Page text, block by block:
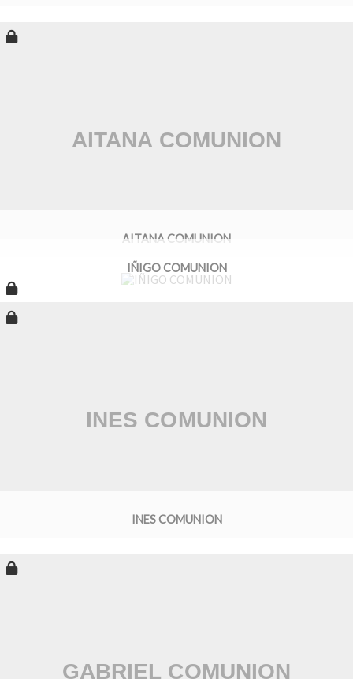
AITANA COMUNION
IÑIGO COMUNION
INES COMUNION